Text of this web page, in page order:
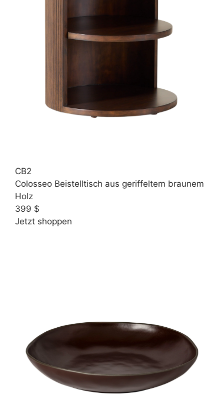
CB2
Colosseo Beistelltisch aus geriffeltem braunem
Holz
399 $
Jetzt shoppen